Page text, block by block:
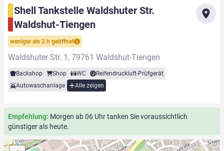
Shell Tankstelle Waldshuter Str.
Waldshut-Tiengen
weniger als 2 h geöffnet
Waldshuter Str. 1, 79761 Waldshut-Tiengen
Backshop Shop WC
Reifendruckluft-Prüfgerät
Autowaschanlage
Alle zeigen
Empfehlung: Morgen ab 06 Uhr tanken Sie voraussichtlich
günstiger als heute.